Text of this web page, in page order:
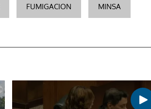
FUMIGACION MINSA